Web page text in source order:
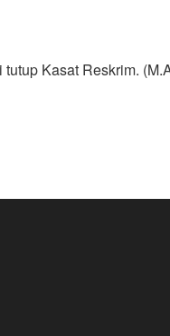
Kasat Reskrim.